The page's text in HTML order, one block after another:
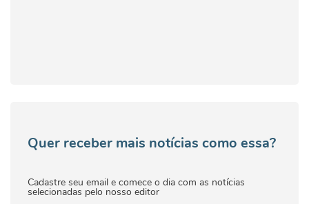
Quer receber mais notícias como essa?
Cadastre seu email e comece o dia com as notícias
selecionadas pelo nosso editor